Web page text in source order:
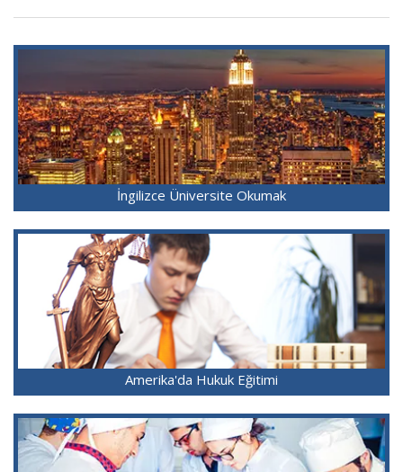
İngilizce Üniversite Okumak
Amerika'da Hukuk Eğitimi